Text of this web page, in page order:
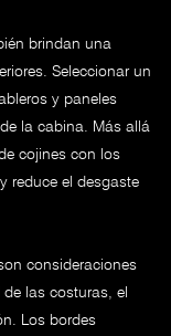
brindan una
Seleccionar un
y paneles
la cabina. Más allá
cojines con los
reduce el desgaste
consideraciones
las costuras, el
Los bordes